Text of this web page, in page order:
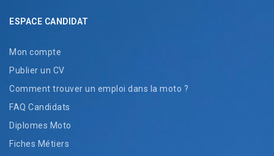
ESPACE CANDIDAT
Mon compte
Publier un CV
Comment trouver un emploi dans la moto ?
FAQ Candidats
Diplomes Moto
Fiches Métiers